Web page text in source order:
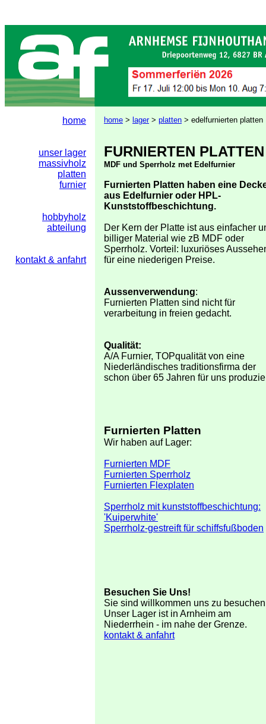
home
unser lager
massivholz
platten
furnier
hobbyholz
abteilung
kontakt & anfahrt
home > lager > platten > edelfurnierten platten
FURNIERTEN PLATTEN
MDF und Sperrholz met Edelfurnier
Furnierten Platten haben eine
aus Edelfurnier oder HPL-
Kunststoffbeschichtung.
Der Kern der Platte ist aus einfacher
billiger Material wie zB MDF oder
Sperrholz. Vorteil: luxuriöses
für eine niederigen Preise.
Aussenverwendung:
Furnierten Platten sind nicht für
verarbeitung in freien gedacht.
Qualität:
A/A Furnier, TOPqualität von eine
Niederländisches traditionsfirma der
schon über 65 Jahren für uns
Furnierten Platten
Wir haben auf Lager:
Furnierten MDF
Furnierten Sperrholz
Furnierten Flexplaten
Sperrholz mit kunststoffbeschichtung:
'Kuiperwhite'
Sperrholz-gestreift für schiffsfußboden
Besuchen Sie Uns!
Sie sind willkommen uns zu
Unser Lager ist in Arnheim am
Niederrhein - im nahe der Grenze.
kontakt & anfahrt